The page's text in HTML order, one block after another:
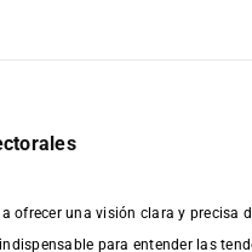
ofrecer una visión clara y precisa
para entender las